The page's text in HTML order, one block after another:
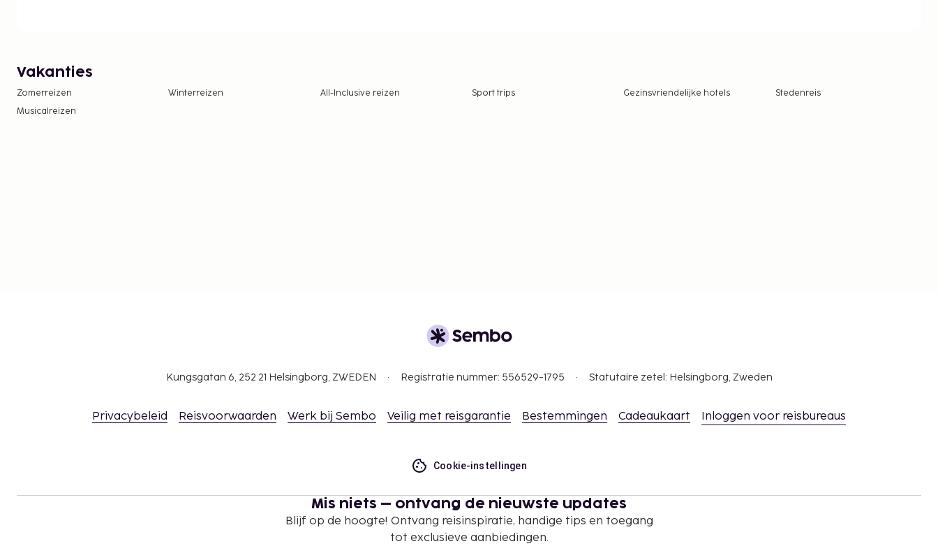
Vakanties
Zomerreizen Winterreizen All-Inclusive reizen Sport trips Gezinsvriendelijke hotels
Stedenreis
Musicalreizen
Kungsgatan 6, 252 21 Helsingborg, ZWEDEN Registratie nummer: 556529-1795 Statutaire zetel: Helsingborg, Zweden
Privacybeleid Reisvoorwaarden Werk bij Sembo Veilig met reisgarantie Bestemmingen Cadeaukaart Inloggen voor reisbureaus
Cookie-instellingen
Mis niets – ontvang de nieuwste updates
Blijf op de hoogte! Ontvang reisinspiratie, handige tips en toegang
tot exclusieve aanbiedingen.